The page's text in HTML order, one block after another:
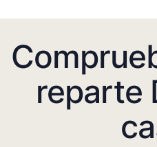
reparte